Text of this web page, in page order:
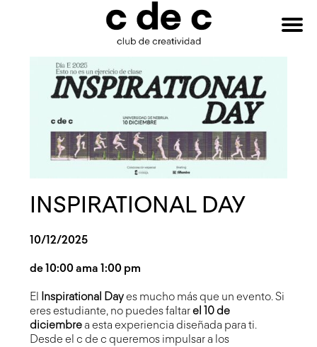
HAZTE
INSPIRATIONAL DAY
10/12/2025
de 10:00 ama 1:00 pm
El Inspirational Dayes mucho más que un evento. Si
eres estudiante, no puedes faltarel 10 de
diciembrea esta experiencia diseñada para ti.
Desde el c de c queremos impulsar a los